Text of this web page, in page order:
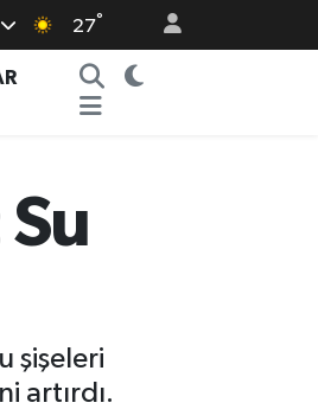
27°
şişeleri
artırdı.